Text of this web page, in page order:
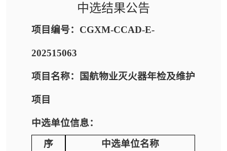
中选结果公告
项目编号：CGXM-CCAD-E-
202515063
项目名称：国航物业灭火器年检及维护
项目
中选单位信息：
序
中选单位名称